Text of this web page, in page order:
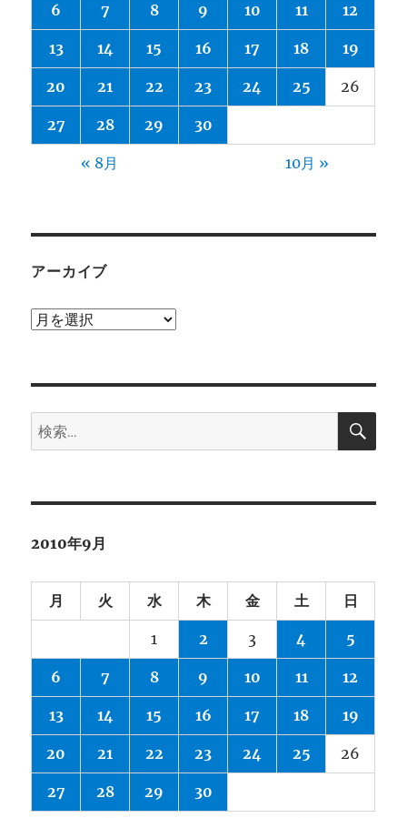
6 7 8 9 10 11 12
13 14 15 16 17 18 19
20 21 22 23 24 25 26
27 28 29 30
« 8月 10月 »
アーカイブ
ア
ブ
検
索:
検
2010年9月
月 火 水 木 金 土 日
1 2 3 4 5
6 7 8 9 10 11 12
13 14 15 16 17 18 19
20 21 22 23 24 25 26
27 28 29 30